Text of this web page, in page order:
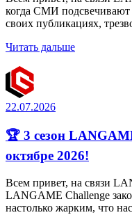
когда СМИ
своих публикациях,
Читать дальше
22.07.2026
🏆 3 сезон
октябре 2026!
Всем привет, на связи
LANGAME Challenge
настолько жарким, что